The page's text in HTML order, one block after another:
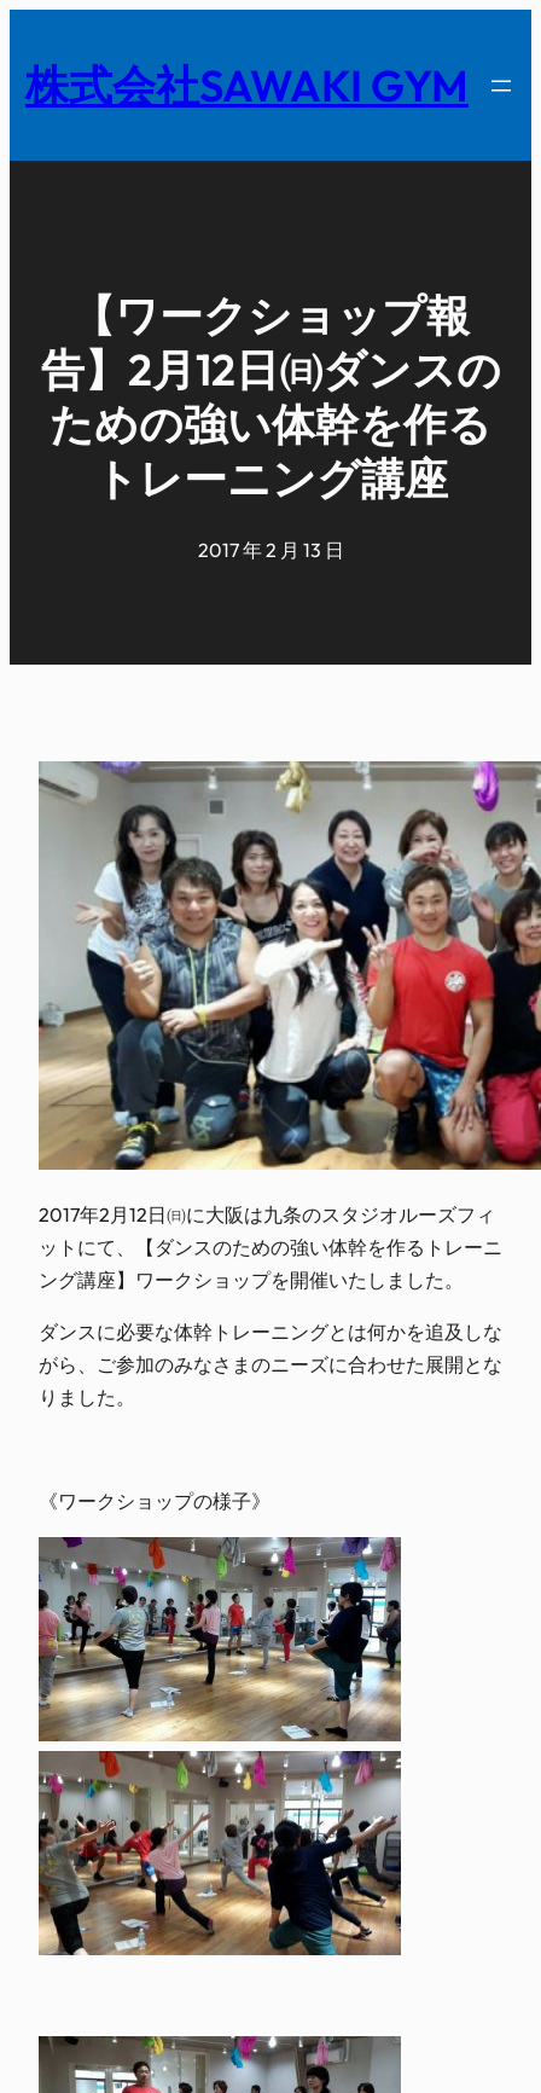
を
キ
株式会社SAWAKI GYM
【ワークショップ報
告】2月12日㈰ダンスの
ための強い体幹を作る
トレーニング講座
2017 年 2 月 13 日
2017年2月12日㈰に大阪は九条のスタジオルーズフィ
ットにて、【ダンスのための強い体幹を作るトレーニ
ング講座】ワークショップを開催いたしました。
ダンスに必要な体幹トレーニングとは何かを追及しな
がら、ご参加のみなさまのニーズに合わせた展開とな
りました。
《ワークショップの様子》